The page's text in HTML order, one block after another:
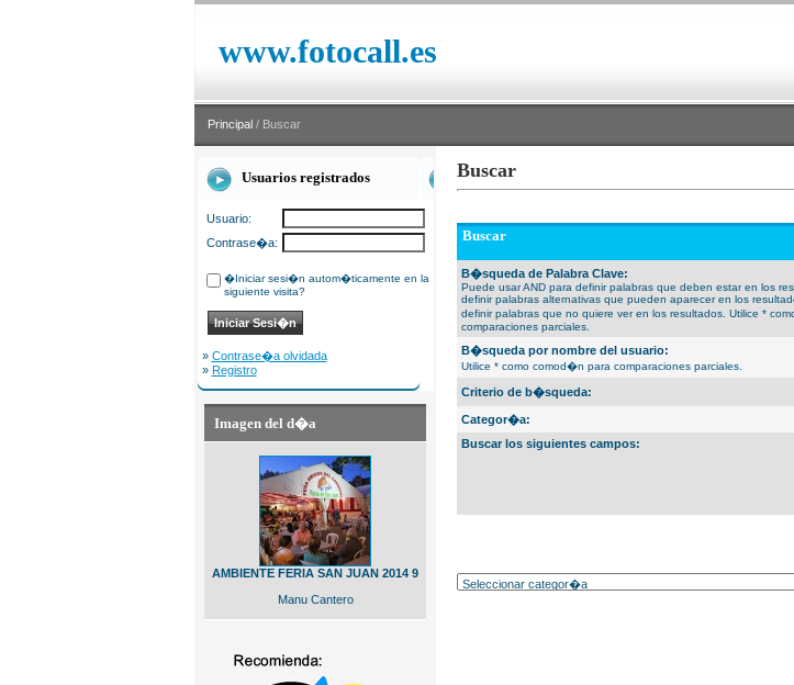
www.fotocall.es
Principal / Buscar
Usuarios registrados
Usuario:
Contrase�a:
�Iniciar sesi�n autom�ticamente en la
siguiente visita?
» Contrase�a olvidada
» Registro
Imagen del d�a
AMBIENTE FERIA SAN JUAN 2014 9
Manu Cantero
Buscar
Buscar
B�squeda de Palabra Clave:
Puede usar AND para definir palabras que deben estar en los
definir palabras alternativas que pueden aparecer en los
definir palabras que no quiere ver en los resultados. Utilice *
comparaciones parciales.
B�squeda por nombre del usuario:
Utilice * como comod�n para comparaciones parciales.
Criterio de b�squeda:
Categor�a:
Buscar los siguientes campos: